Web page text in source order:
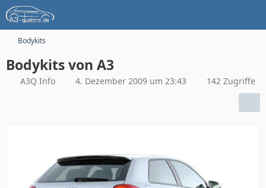
Bodykits
Bodykits von A3
A3Q Info 4. Dezember 2009 um 23:43 142 Zugriffe